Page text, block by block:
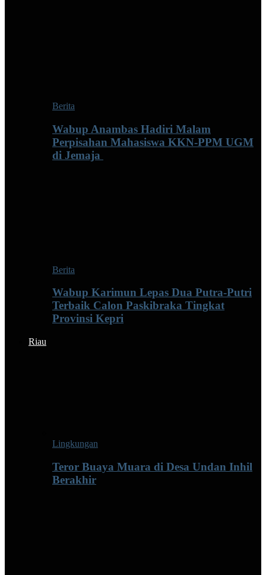
Berita
Wabup Anambas Hadiri Malam
Perpisahan Mahasiswa KKN-PPM UGM
di Jemaja ‎
Berita
Wabup Karimun Lepas Dua Putra-Putri
Terbaik Calon Paskibraka Tingkat
Provinsi Kepri
Riau
Lingkungan
Teror Buaya Muara di Desa Undan Inhil
Berakhir